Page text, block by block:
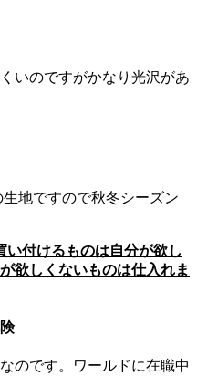
いのですがかなり光沢があ
地ですので秋冬シーズン
い付けるものは自分が欲し
欲しくないものは仕入れま
のです。ワールドに在職中